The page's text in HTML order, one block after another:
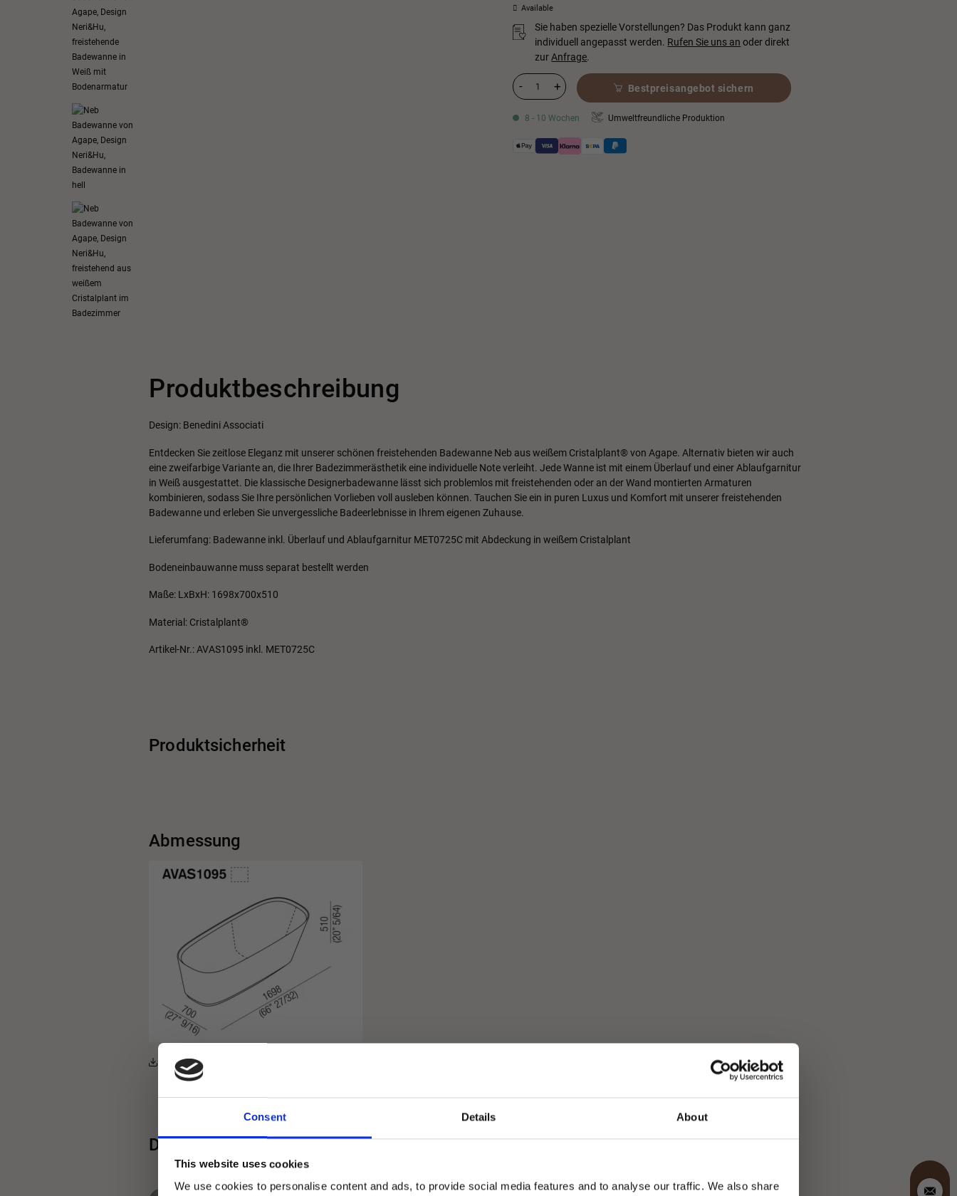
Consent Details About
This website uses cookies
We use cookies to personalise content and ads, to provide social media features and to analyse our traffic. We also share
×
Available
Sie haben spezielle Vorstellungen? Das Produkt kann ganz
individuell angepasst werden. Rufen Sie uns an oder direkt
zurAnfrage.
NEB Menge Bestpreisangebot sichern
8 - 10 Wochen Umweltfreundliche Produktion
Produktbeschreibung
Design: Benedini Associati
Entdecken Sie zeitlose Eleganz mit unserer schönen freistehenden Badewanne Neb aus weißem Cristalplant® von Agape. Alternativ bieten wir auch
eine zweifarbige Variante an, die Ihrer Badezimmerästhetik eine individuelle Note verleiht. Jede Wanne ist mit einem Überlauf und einer Ablaufgarnitur
in Weiß ausgestattet. Die klassische Designerbadewanne lässt sich problemlos mit freistehenden oder an der Wand montierten Armaturen
kombinieren, sodass Sie Ihre persönlichen Vorlieben voll ausleben können. Tauchen Sie ein in puren Luxus und Komfort mit unserer freistehenden
Badewanne und erleben Sie unvergessliche Badeerlebnisse in Ihrem eigenen Zuhause.
Lieferumfang: Badewanne inkl. Überlauf und Ablaufgarnitur MET0725C mit Abdeckung in weißem Cristalplant
Bodeneinbauwanne muss separat bestellt werden
Maße: LxBxH: 1698x700x510
Material: Cristalplant®
Artikel-Nr.: AVAS1095 inkl. MET0725C
Produktsicherheit
Abmessung
Installationsanleitung
Dazu passt